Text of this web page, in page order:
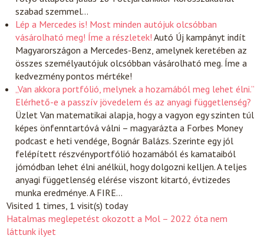
szabad szemmel…
Lép a Mercedes is! Most minden autójuk olcsóbban
vásárolható meg! Íme a részletek! Autó Új kampányt indít
Magyarországon a Mercedes-Benz, amelynek keretében az
összes személyautójuk olcsóbban vásárolható meg. Íme a
kedvezmény pontos mértéke!
„Van akkora portfólió, melynek a hozamából meg lehet élni.”
Elérhető-e a passzív jövedelem és az anyagi függetlenség?
Üzlet Van matematikai alapja, hogy a vagyon egy szinten túl
képes önfenntartóvá válni – magyarázta a Forbes Money
podcast e heti vendége, Bognár Balázs. Szerinte egy jól
felépített részvényportfólió hozamából és kamataiból
jómódban lehet élni anélkül, hogy dolgozni kelljen. A teljes
anyagi függetlenség elérése viszont kitartó, évtizedes
munka eredménye. A FIRE…
Visited 1 times, 1 visit(s) today
Hatalmas meglepetést okozott a Mol – 2022 óta nem
láttunk ilyet